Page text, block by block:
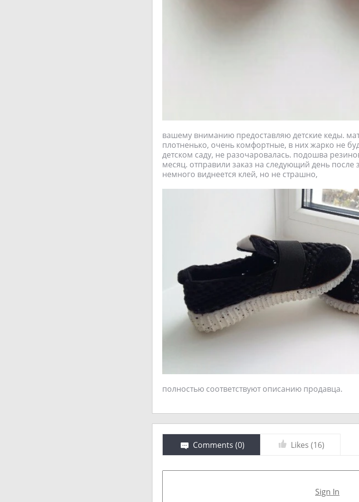
вашему вниманию предоставляю детские кеды.
плотненько, очень комфортные, в них жарко не
детском саду, не разочаровалась. подошва
месяц. отправили заказ на следующий день после
немного виднеется клей, но не страшно,
полностью соответствуют описанию продавца.
Comments (0) Likes (16)
Sign In